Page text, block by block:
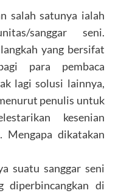
salah satunya ialah
sanggar seni.
yang bersifat
para pembaca
lagi solusi lainnya,
penulis untuk
kesenian
dikatakan
suatu sanggar seni
diperbincangkan di